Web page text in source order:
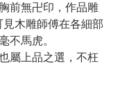
前無卍印，作品雕
木雕師傅在各細部
不馬虎。
屬上品之選，不枉